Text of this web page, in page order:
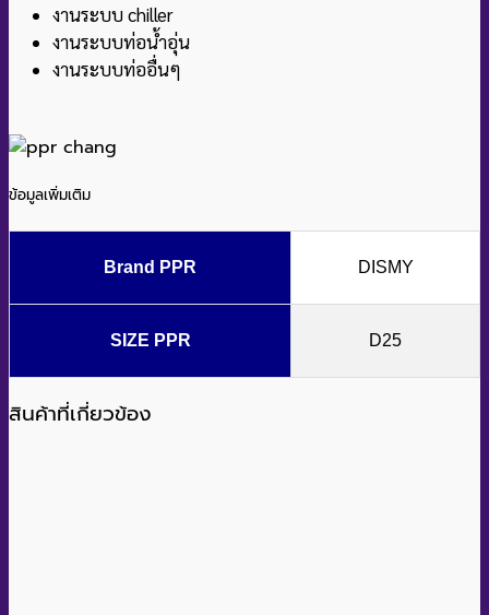
งานระบบ chiller
งานระบบท่อน้ำอุ่น
งานระบบท่ออื่นๆ
ข้อมูลเพิ่มเติม
Brand PPR DISMY
SIZE PPR D25
สินค้าที่เกี่ยวข้อง